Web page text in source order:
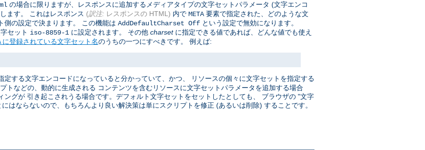
の場合に限りますが、レスポンスに追加するメディアタイプの文字セットパラメータ (文字エンコ
ます。 これはレスポンス (訳注: レスポンスの HTML) 内で META 要素で指定された、どのような文
側の設定で決まります。 この機能は AddDefaultCharset Off という設定で無効になります。
セット iso-8859-1 に設定されます。 その他 charsetに指定できる値であれば、どんな値でも使え
に登録されている文字セット名のうちの一つにすべきです。 例えば:
定する文字エンコードになっていると分かっていて、かつ、 リソースの個々に文字セットを指定する
トなどの、動的に生成される コンテンツを含むリソースに文字セットパラメータを追加する場合
グが 引き起こされうる場合です。デフォルト文字セットをセットしたとしても、 ブラウザの "文字
はならないので、もちろんより良い解決策は単にスクリプトを修正 (あるいは削除) することです。